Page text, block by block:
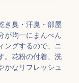
き臭・汗臭・部屋
が均一にまんべん
ングするので、ニ
。花粉の付着、洗
かなリフレッシュ